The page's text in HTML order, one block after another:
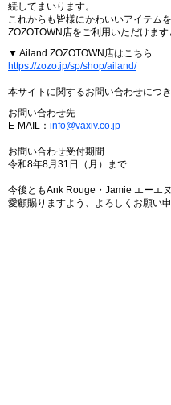
続してまいります。
これからも皆様にかわいいアイテム
ZOZOTOWN店をご利用いただけます
▼ Ailand ZOZOTOWN店はこちら
https://zozo.jp/sp/shop/ailand/
本サイトに関するお問い合わせにつ
お問い合わせ先
E-MAIL： info@vaxiv.co.jp
お問い合わせ受付期間
令和8年8月31日（月）まで
今後ともAnk Rouge・Jamie エーエ
愛顧賜りますよう、よろしくお願い申